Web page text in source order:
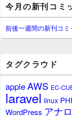
イ
ン
サ
イ
ー
ジ
ッ
今月の新刊コミ
前後一週間の新刊コミ
タグクラウド
appleAWS EC-
laravel linux
WordPress アナ